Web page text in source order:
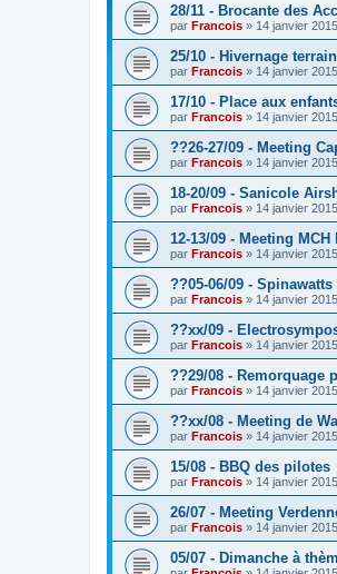
28/11 - Brocante des
par Francois » 14 janvier
25/10 - Hivernage terrain
par Francois » 14 janvier
17/10 - Place aux
par Francois » 14 janvier
??26-27/09 - Meeting
par Francois » 14 janvier
18-20/09 - Sanicole
par Francois » 14 janvier
12-13/09 - Meeting MCH
par Francois » 14 janvier
??05-06/09 - Spinawatts
par Francois » 14 janvier
??xx/09 -
par Francois » 14 janvier
??29/08 - Remorquage
par Francois » 14 janvier
??xx/08 - Meeting de
par Francois » 14 janvier
15/08 - BBQ des pilotes
par Francois » 14 janvier
26/07 - Meeting
par Francois » 14 janvier
05/07 - Dimanche à